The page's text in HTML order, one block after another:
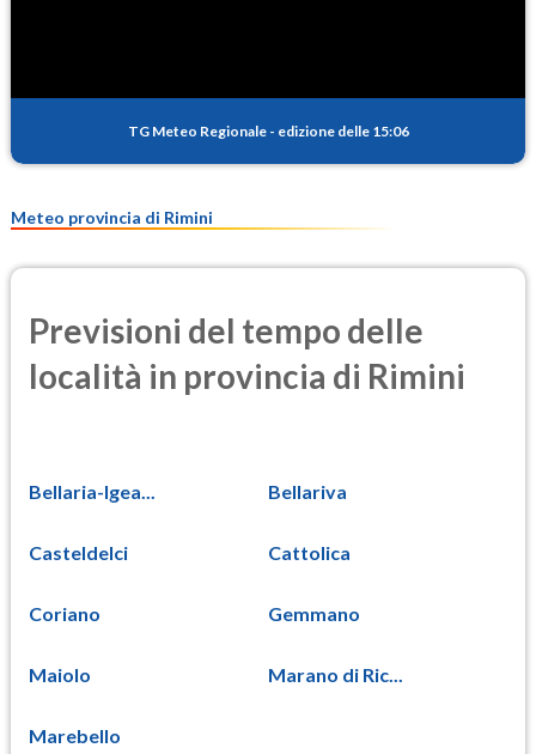
TG Meteo Regionale - edizione delle 15:06
Meteo provincia di Rimini
Previsioni del tempo delle
località in provincia di Rimini
Bellaria-Igea... Bellariva
Casteldelci Cattolica
Coriano Gemmano
Maiolo Marano di Ric...
Marebello